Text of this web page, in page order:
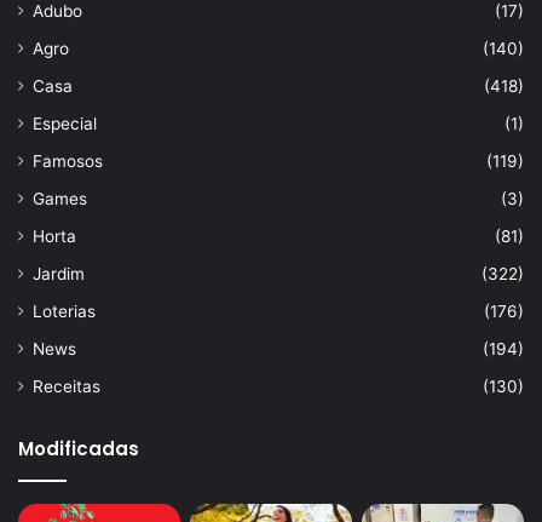
Adubo
(17)
Agro
(140)
Casa
(418)
Especial
(1)
Famosos
(119)
Games
(3)
Horta
(81)
Jardim
(322)
Loterias
(176)
News
(194)
Receitas
(130)
Modificadas